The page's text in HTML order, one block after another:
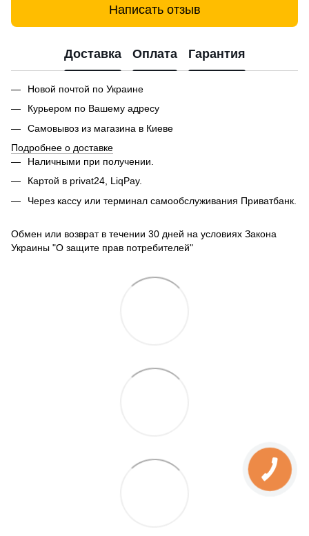
Написать отзыв
Доставка Оплата Гарантия
Новой почтой по Украине
Курьером по Вашему адресу
Самовывоз из магазина в Киеве
Подробнее о доставке
Наличными при получении.
Картой в privat24, LiqPay.
Через кассу или терминал самообслуживания Приватбанк.
Обмен или возврат в течении 30 дней на условиях Закона
Украины "О защите прав потребителей"